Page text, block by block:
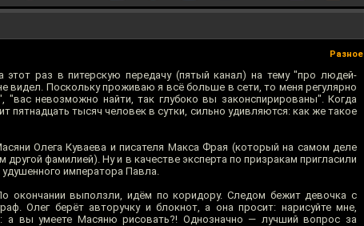
Разное
этот раз в питерскую передачу (пятый канал) на тему "про людей-
видел. Поскольку проживаю я всё больше в сети, то меня регулярно
невозможно найти, так глубоко вы законспирированы". Когда
пятнадцать тысяч человек в сутки, сильно удивляются: как же такое
Олега Куваева и писателя Макса Фрая (который на самом деле
фамилией). Ну и в качестве эксперта по призракам пригласили
императора Павла.
окончании выползли, идём по коридору. Следом бежит девочка с
Олег берёт авторучку и блокнот, а она просит: нарисуйте мне,
вы умеете Масяню рисовать?! Однозначно — лучший вопрос за